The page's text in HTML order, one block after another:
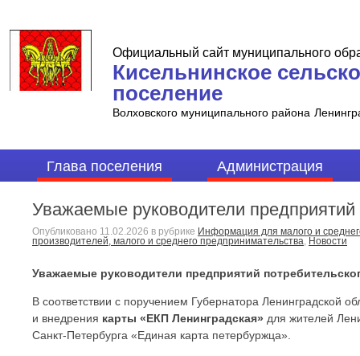
Официальный сайт муниципального
Кисельнинское
поселение
Волховского муниципального района
Глава поселения Администрация
Уважаемые руководители предприятий
Опубликовано 11.02.2026 в рубрике Информация для малого и
производителей, малого и среднего предпринимательства, Новости
Уважаемые руководители предприятий
В соответствии с поручением Губернатора Ленинградской
и внедрения карты «ЕКП Ленинградская» для жителей
Санкт-Петербурга «Единая карта петербуржца».